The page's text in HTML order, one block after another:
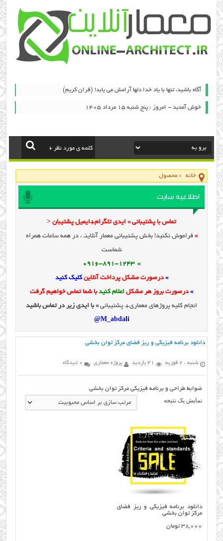
آگاه باشيد، تنها با ياد خدا دلها آرامش می ‏يابد! (قران کریم)
خوش آمدید - امروز : پنج شنبه ۱۵ مرداد ۱۴۰۵
خانه »محصول
اطلاعیه سایت
تماس با پشتیبانی » ایدی تلگرام+ایمیل پشتیبان <
» فراموش نکنید! بخش پشتیبانی معمار آنلاینـ ، در همه ساعات همراه
شماست
» 0916-891-1243
» درصورت مشکل پرداخت آنلاینکلیک کنید
» درصورت بروز هر مشکل اعلام کنیدبا شما تماس خواهیم گرفت
انجام کلیه پروژهای معماری+ پشتیبانی» با ایدی زیر در تماس باشید
M_abdali@
دانلود برنامه فیزیکی و ریز فضای مرکز توان بخشی
شنبه ، 2 فوریه 41 بازدید پروژه معماری 0 دیدگاه
ضوابط طراحی و برنامه فیزیکی مرکز توان بخشی
نمایش یک نتیجه
دانلود برنامه فیزیکی و ریز فضای
مرکز توان بخشی
38,000 تومان